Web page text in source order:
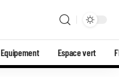
Equipement Espace vert